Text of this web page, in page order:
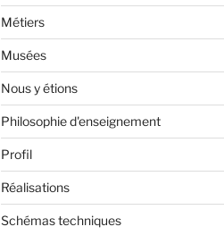
Métiers
Musées
Nous y étions
Philosophie d'enseignement
Profil
Réalisations
Schémas techniques